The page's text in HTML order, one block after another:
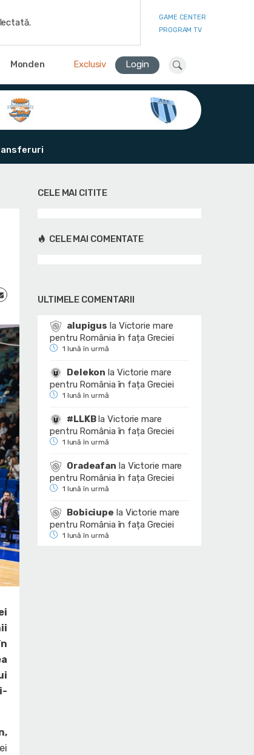
GAME CENTER
PROGRAM TV
Monden Exclusiv Login
CELE MAI CITITE
CELE MAI COMENTATE
ULTIMELE COMENTARII
alupigus la Victorie mare
pentru România în fața Greciei
1 lună în urmă
Delekon la Victorie mare
pentru România în fața Greciei
1 lună în urmă
#LLKBlaVictorie mare
pentru România în fața Greciei
1 lună în urmă
Oradeafan la Victorie mare
pentru România în fața Greciei
1 lună în urmă
Bobiciupe la Victorie mare
pentru România în fața Greciei
1 lună în urmă